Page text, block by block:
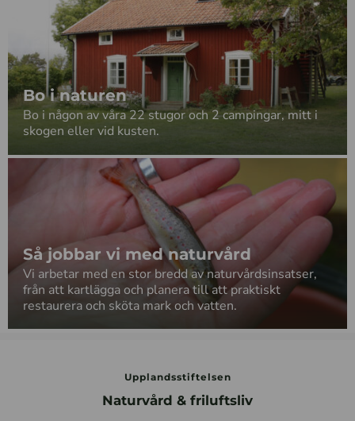
Bo i naturen
Bo i någon av våra 22 stugor och 2 campingar, mitt i
skogen eller vid kusten.
Så jobbar vi med naturvård
Vi arbetar med en stor bredd av naturvårdsinsatser,
från att kartlägga och planera till att praktiskt
restaurera och sköta mark och vatten.
Upplandsstiftelsen
Naturvård & friluftsliv